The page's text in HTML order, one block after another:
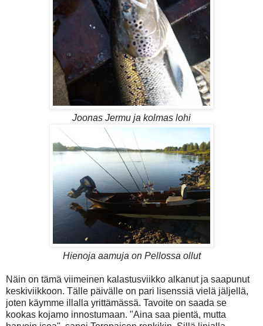
Joonas Jermu ja kolmas lohi
Hienoja aamuja on Pellossa ollut
Näin on tämä viimeinen kalastusviikko alkanut ja saapunut
keskiviikkoon. Tälle päivälle on pari lisenssiä vielä jäljellä,
joten käymme illalla yrittämässä. Tavoite on saada se
kookas kojamo innostumaan. "Aina saa pientä, mutta